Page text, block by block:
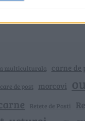
multiculturala carne de
de post morcovi
Retete de Pasti